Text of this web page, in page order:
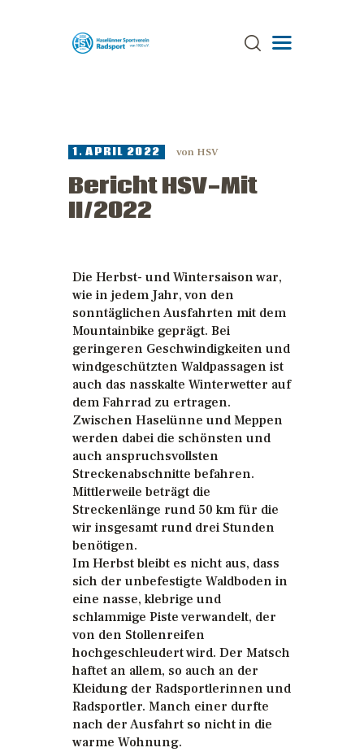
TRAINING
TERMINE
AKTUELLES
STRECKEN
ANSPRECHPARTNER
1. APRIL 2022 von HSV
Bericht HSV-Mit
II/2022
Die Herbst- und Wintersaison war,
wie in jedem Jahr, von den
sonntäglichen Ausfahrten mit dem
Mountainbike geprägt. Bei
geringeren Geschwindigkeiten und
windgeschützten Waldpassagen ist
auch das nasskalte Winterwetter auf
dem Fahrrad zu ertragen.
Zwischen Haselünne und Meppen
werden dabei die schönsten und
auch anspruchsvollsten
Streckenabschnitte befahren.
Mittlerweile beträgt die
Streckenlänge rund 50 km für die
wir insgesamt rund drei Stunden
benötigen.
Im Herbst bleibt es nicht aus, dass
sich der unbefestigte Waldboden in
eine nasse, klebrige und
schlammige Piste verwandelt, der
von den Stollenreifen
hochgeschleudert wird. Der Matsch
haftet an allem, so auch an der
Kleidung der Radsportlerinnen und
Radsportler. Manch einer durfte
nach der Ausfahrt so nicht in die
warme Wohnung.